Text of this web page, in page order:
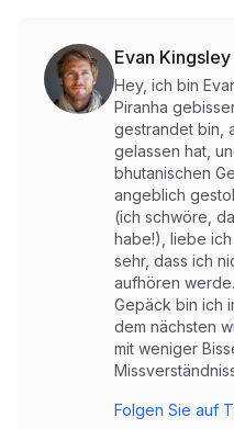
Evan Kingsley
Hey, ich bin
Piranha
gestrandet bin,
gelassen hat,
bhutanischen
angeblich
(ich schwöre,
habe!), liebe
sehr, dass ich
aufhören
Gepäck bin ich
dem nächsten
mit weniger
Folgen Sie auf